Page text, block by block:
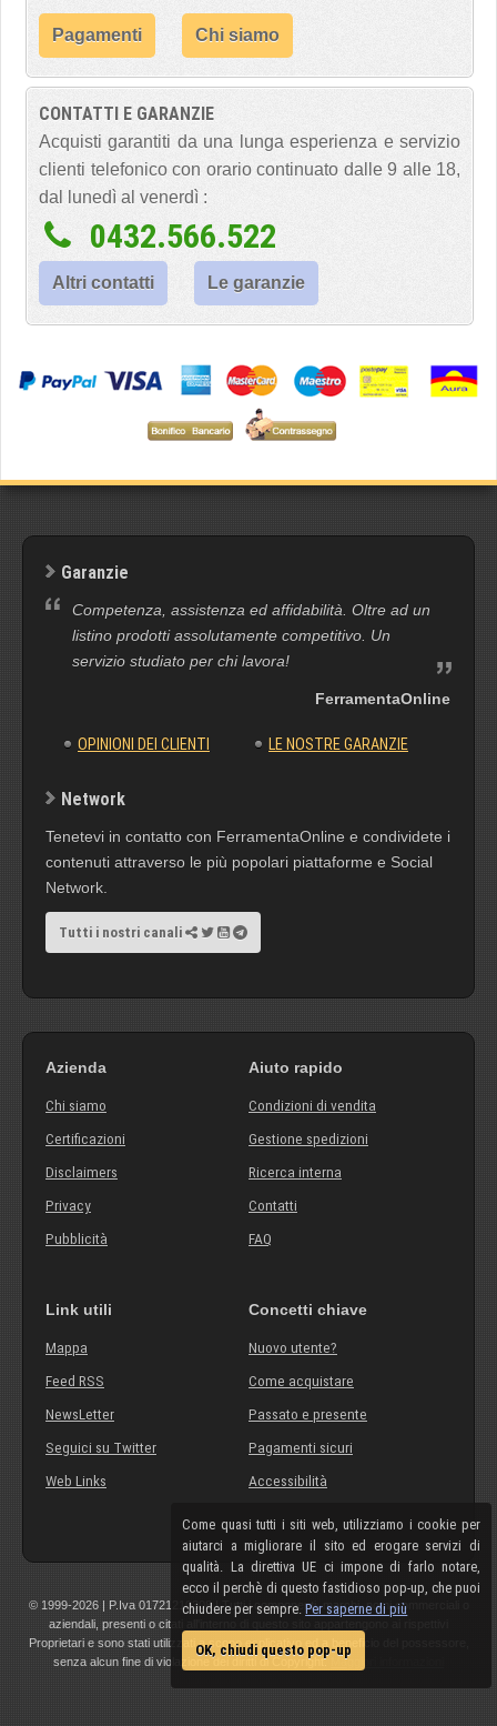
Come quasi tutti i siti web, utilizziamo i cookie per
aiutarci a migliorare il sito ed erogare servizi di
qualità. La direttiva UE ci impone di farlo notare,
ecco il perchè di questo fastidioso pop-up, che puoi
chiudere per sempre.Per saperne di più
OK, chiudi questo pop-up
Pagamenti Chi siamo
CONTATTI E GARANZIE
Acquisti garantiti da una lunga esperienza e servizio
clienti telefonico con orario continuato dalle 9 alle 18,
dal lunedì al venerdì :
0432.566.522
Altri contatti Le garanzie
Garanzie
Competenza, assistenza ed affidabilità. Oltre ad un
listino prodotti assolutamente competitivo. Un
servizio studiato per chi lavora!
FerramentaOnline
OPINIONI DEI CLIENTI LE NOSTRE GARANZIE
Network
Tenetevi in contatto con FerramentaOnline e condividete i
contenuti attraverso le più popolari piattaforme e Social
Network.
Tutti i nostri canali
Azienda
Chi siamo
Certificazioni
Disclaimers
Privacy
Pubblicità
Aiuto rapido
Condizioni di vendita
Gestione spedizioni
Ricerca interna
Contatti
FAQ
Link utili
Mappa
Feed RSS
NewsLetter
Seguici su Twitter
Web Links
Concetti chiave
Nuovo utente?
Come acquistare
Passato e presente
Pagamenti sicuri
Accessibilità
© 1999-2026 | P.Iva 01721210308 | Tutti i componenti, marchi, nomi commerciali o
aziendali, presenti o citati all'interno di questo sito appartengono ai rispettivi
Proprietari e sono stati utilizzati a scopo esplicativo ed a beneficio del possessore,
senza alcun fine di violazione dei diritti di Copyright.
Maggiori informazioni